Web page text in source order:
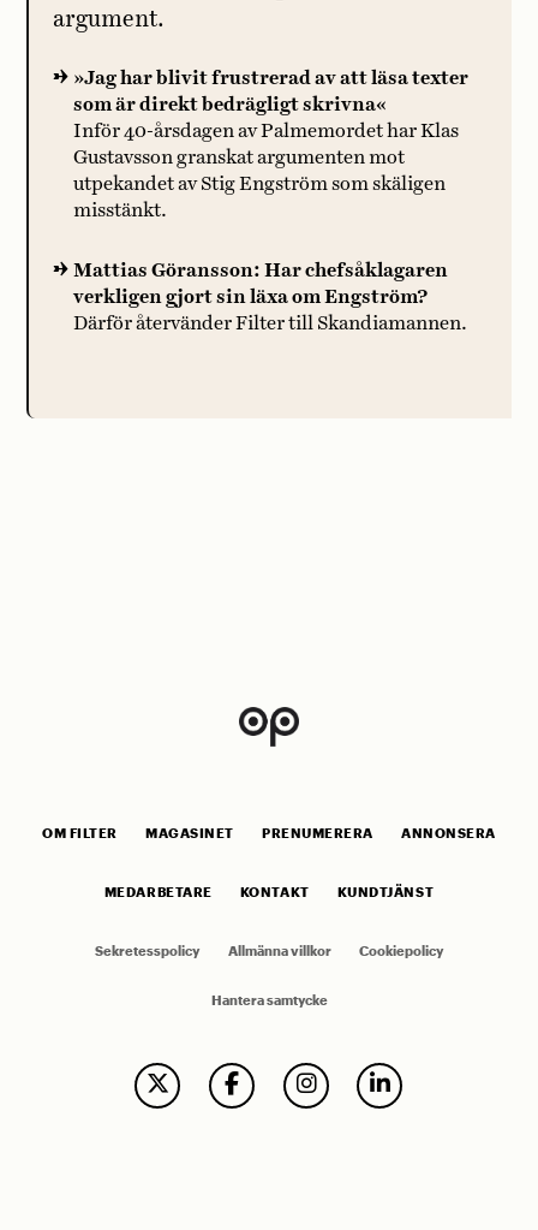
argument.
»Jag har blivit frustrerad av att läsa texter
som är direkt bedrägligt skrivna«
Inför 40-årsdagen av Palmemordet har Klas
Gustavsson granskat argumenten mot
utpekandet av Stig Engström som skäligen
misstänkt.
Mattias Göransson: Har chefsåklagaren
verkligen gjort sin läxa om Engström?
Därför återvänder Filter till Skandiamannen.
OM FILTER MAGASINET PRENUMERERA ANNONSERA
MEDARBETARE KONTAKT KUNDTJÄNST
Sekretesspolicy Allmänna villkor Cookiepolicy
Hantera samtycke